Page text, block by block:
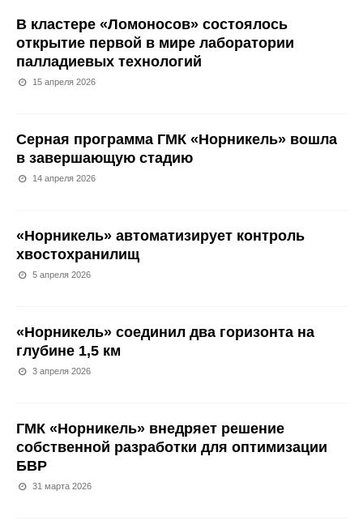
В кластере «Ломоносов» состоялось
открытие первой в мире лаборатории
палладиевых технологий
15 апреля 2026
Серная программа ГМК «Норникель» вошла
в завершающую стадию
14 апреля 2026
«Норникель» автоматизирует контроль
хвостохранилищ
5 апреля 2026
«Норникель» соединил два горизонта на
глубине 1,5 км
3 апреля 2026
ГМК «Норникель» внедряет решение
собственной разработки для оптимизации
БВР
31 марта 2026